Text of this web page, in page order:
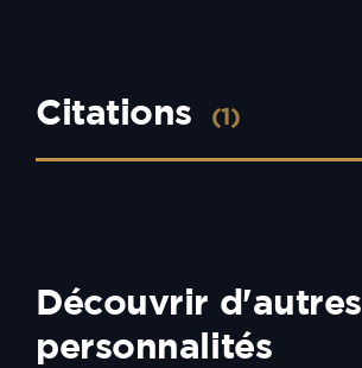
Citations (1)
Découvrir d'autres
personnalités